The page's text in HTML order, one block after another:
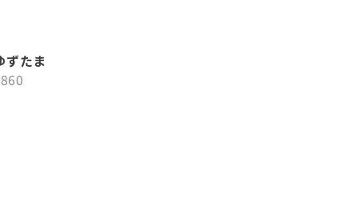
ずたま